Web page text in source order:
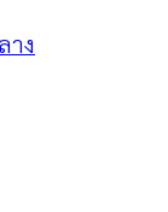
าง